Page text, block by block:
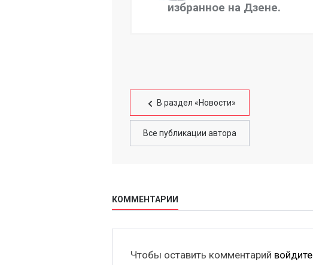
избранное на Дзене.
В раздел «Новости»
Все публикации автора
КОММЕНТАРИИ
Чтобы оставить комментарий войдите